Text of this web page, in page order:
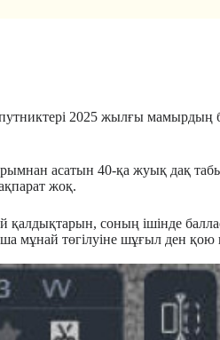
2025 жылғы мамырдың
асатын 40-қа жуық дақ
жоқ.
соның ішінде
мұнай төгілуіне шұғыл ден қою